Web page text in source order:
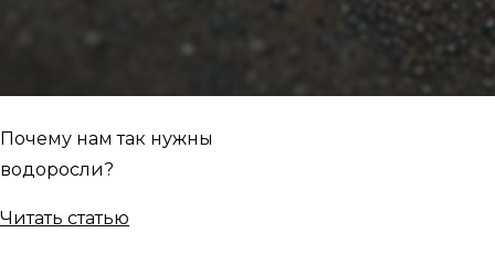
Почему нам так нужны
водоросли?
Читать статью